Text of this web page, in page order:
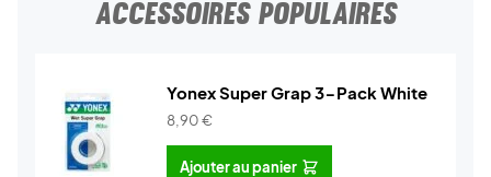
ACCESSOIRES POPULAIRES
Yonex Super Grap 3-Pack White
8,90€
Ajouter au panier